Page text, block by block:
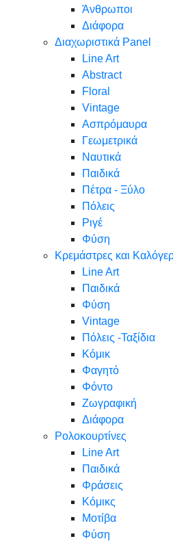
Άνθρωποι
Διάφορα
Διαχωριστικά Panel
Line Art
Abstract
Floral
Vintage
Ασπρόμαυρα
Γεωμετρικά
Ναυτικά
Παιδικά
Πέτρα - Ξύλο
Πόλεις
Ριγέ
Φύση
Κρεμάστρες και
Line Art
Παιδικά
Φύση
Vintage
Πόλεις -Ταξίδια
Κόμικ
Φαγητό
Φόντο
Ζωγραφική
Διάφορα
Ρολοκουρτίνες
Line Art
Παιδικά
Φράσεις
Κόμικς
Μοτίβα
Φύση